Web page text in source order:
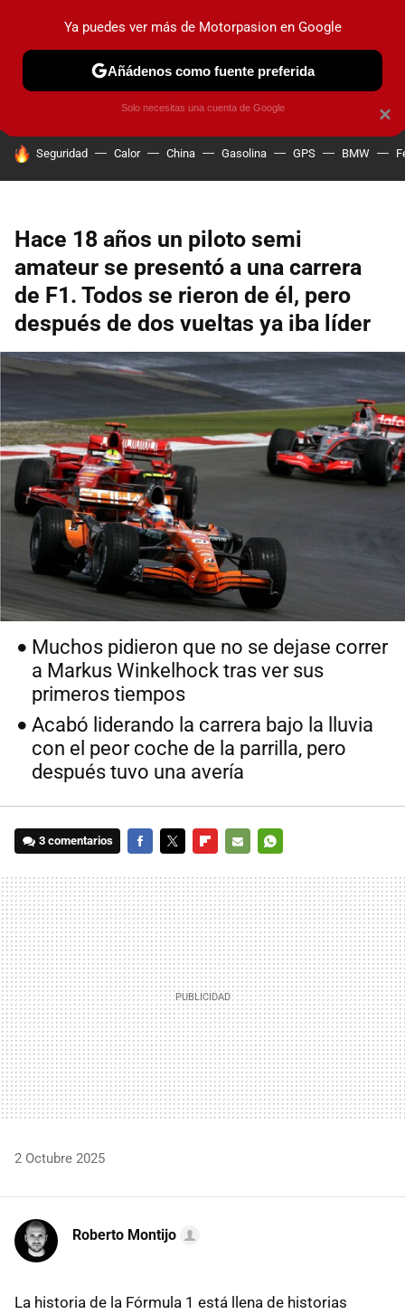
PRUEBAS COCHES ELÉCTRICOS OBSERVATORIO
HOY SE HABLA DE
Seguridad Calor China Gasolina GPS BMW
Hace 18 años un piloto semi
amateur se presentó a una carrera
de F1. Todos se rieron de él, pero
después de dos vueltas ya iba líder
Muchos pidieron que no se dejase correr
a Markus Winkelhock tras ver sus
primeros tiempos
Acabó liderando la carrera bajo la lluvia
con el peor coche de la parrilla, pero
después tuvo una avería
3 comentarios
MAIL
2 Octubre 2025
Roberto Montijo
La historia de la Fórmula 1 está llena de historias
×
Ya puedes ver más de Motorpasion en Google
Añádenos como fuente preferida
Solo necesitas una cuenta de Google